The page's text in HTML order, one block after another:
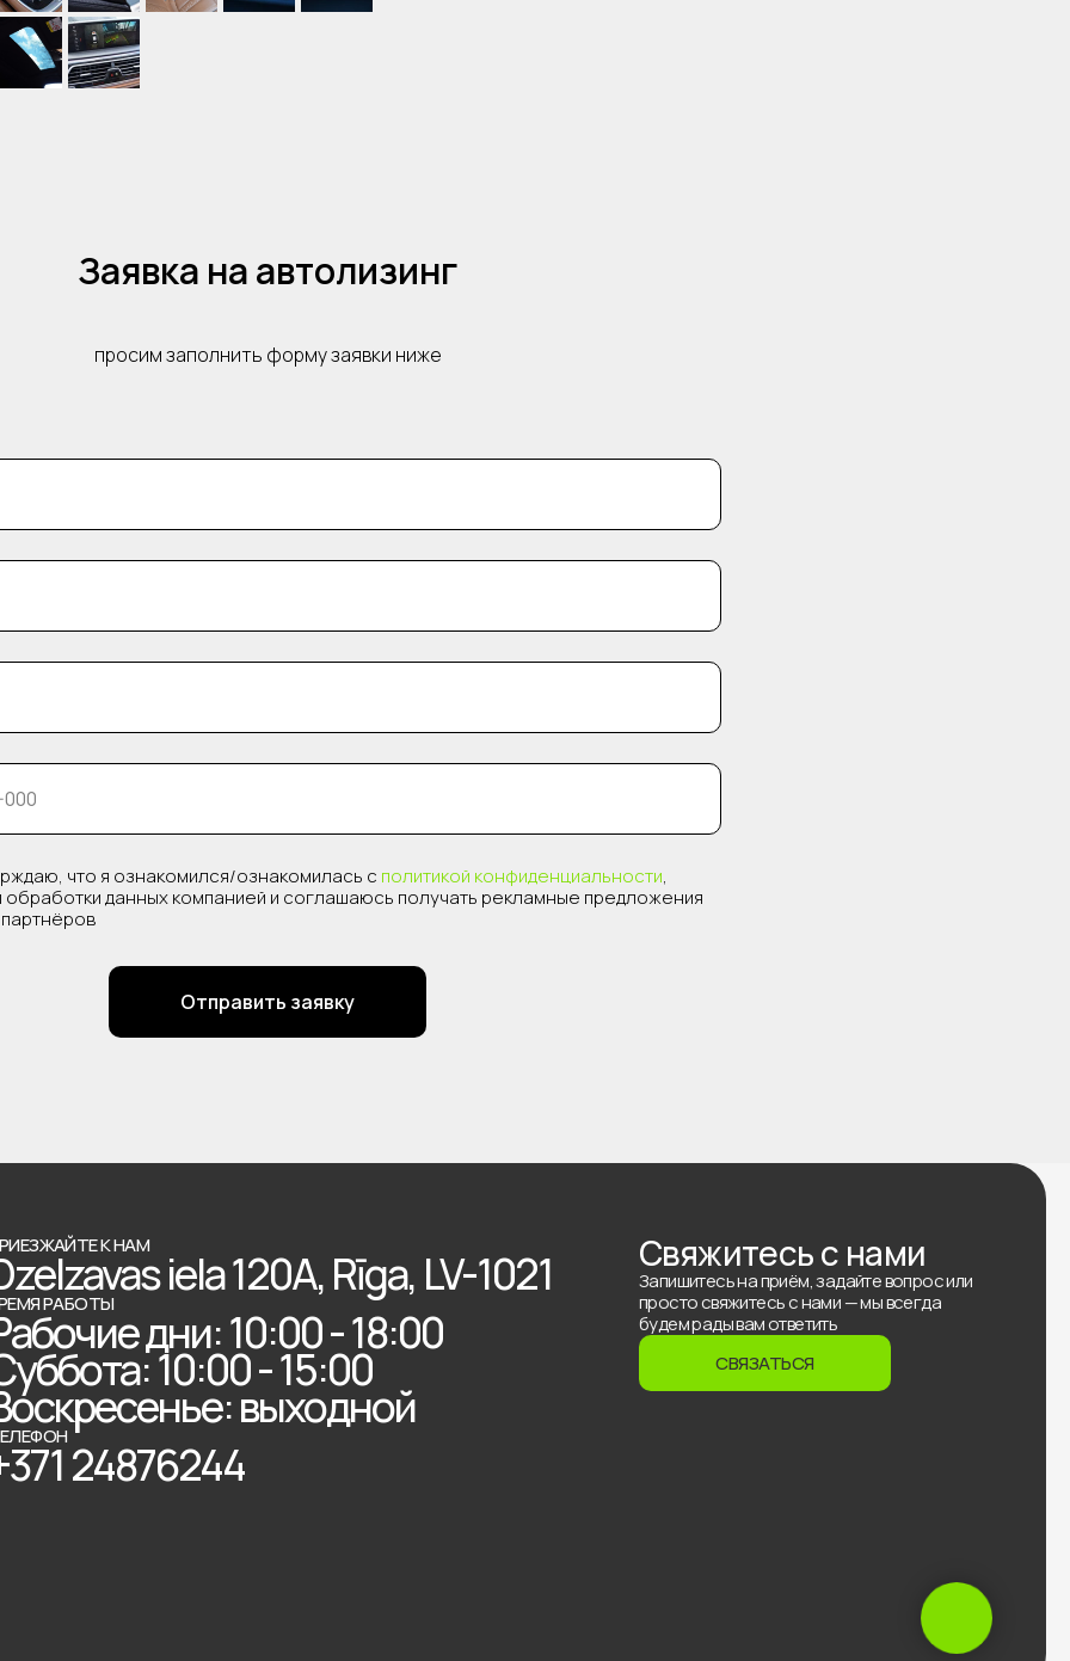
Заявка на автолизинг
просим заполнить форму заявки ниже
что я ознакомился/ознакомилась с политикой конфиденциальности,
данных компанией и соглашаюсь получать рекламные предложения
Отправить заявку
К НАМ
iela 120A, Rīga, LV-1021
РАБОТЫ
дни: 10:00 - 18:00
10:00 - 15:00
выходной
24876244
Свяжитесь с нами
Запишитесь на приём, задайте вопрос или
просто свяжитесь с нами — мы всегда
будем рады вам ответить
СВЯЗАТЬСЯ